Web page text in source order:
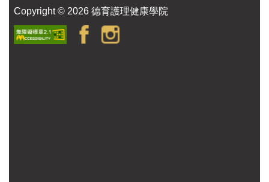
Copyright © 2026 德育護理健康學院